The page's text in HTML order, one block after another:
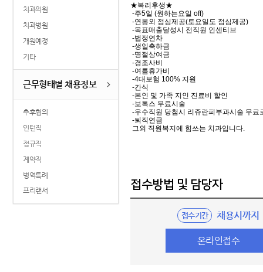
치과의원
치과병원
개원예정
기타
근무형태별 채용정보
추후협의
인턴직
정규직
계약직
병역특례
프리랜서
★복리후생★
-주5일 (원하는요일 off)
-연봉외 점심제공(토요일도 점심제공)
-목표매출달성시 전직원 인센티브
-법정연차
-생일축하금
-명절상여금
-경조사비
-여름휴가비
-4대보험 100% 지원
-간식
-본인 및 가족 지인 진료비 할인
-보톡스 무료시술
-우수직원 당첨시 리쥬란피부과시술 무료
-퇴직연금
그외 직원복지에 힘쓰는 치과입니다.
접수방법 및 담당자
접수기간 채용시까지
온라인접수